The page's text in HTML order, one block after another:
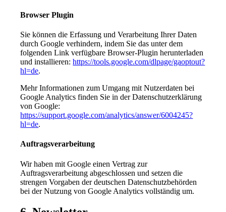
Browser Plugin
Sie können die Erfassung und Verarbeitung Ihrer Daten
durch Google verhindern, indem Sie das unter dem
folgenden Link verfügbare Browser-Plugin herunterladen
und installieren:https://tools.google.com/dlpage/gaoptout?
hl=de.
Mehr Informationen zum Umgang mit Nutzerdaten bei
Google Analytics finden Sie in der Datenschutzerklärung
von Google:
https://support.google.com/analytics/answer/6004245?
hl=de.
Auftragsverarbeitung
Wir haben mit Google einen Vertrag zur
Auftragsverarbeitung abgeschlossen und setzen die
strengen Vorgaben der deutschen Datenschutzbehörden
bei der Nutzung von Google Analytics vollständig um.